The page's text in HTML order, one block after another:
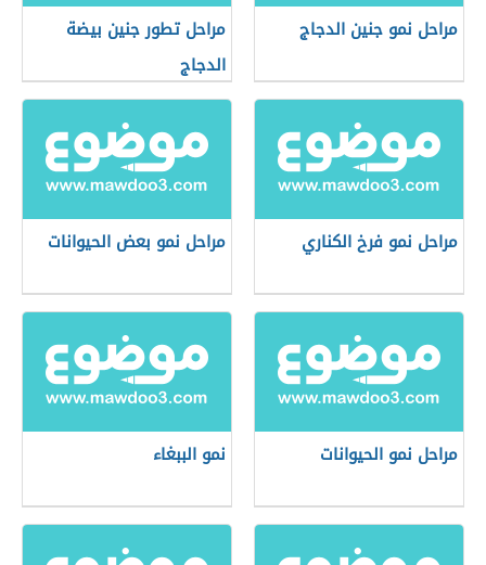
مراحل نمو جنين الدجاج
مراحل تطور جنين بيضة
الدجاج
مراحل نمو فرخ الكناري مراحل نمو بعض الحيوانات
مراحل نمو الحيوانات نمو الببغاء